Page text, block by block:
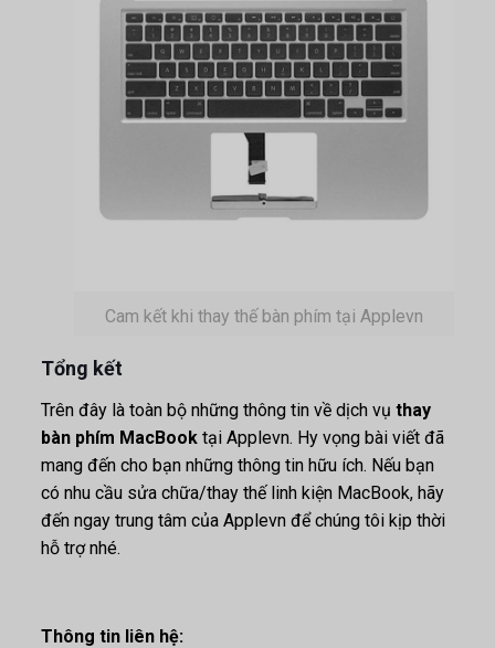
Cam kết khi thay thế bàn phím tại Applevn
Tổng kết
Trên đây là toàn bộ những thông tin về dịch vụ thay
bàn phím MacBooktại Applevn. Hy vọng bài viết đã
mang đến cho bạn những thông tin hữu ích. Nếu bạn
có nhu cầu sửa chữa/thay thế linh kiện MacBook, hãy
đến ngay trung tâm của Applevn để chúng tôi kịp thời
hỗ trợ nhé.
Thông tin liên hệ: